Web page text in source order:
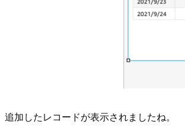
追加したレコードが表示されましたね。